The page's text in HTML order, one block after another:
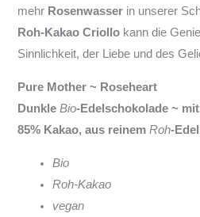
mehr Rosenwasser in unserer
Roh-Kakao Criollo kann die
Sinnlichkeit, der Liebe und des
Pure Mother ~ Roseheart
DunkleBio-Edelschokolade ~
85% Kakao, aus reinemRoh-
Bio
Roh-Kakao
vegan